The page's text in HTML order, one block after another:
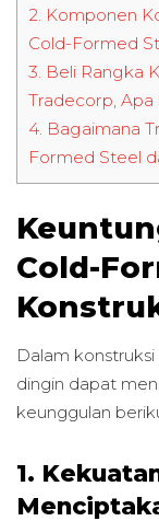
2. Komponen
Cold-Formed
3. Beli Rangka
Tradecorp,
4. Bagaimana
Formed Steel
Cold-
Dalam
dingin dapat
keunggulan
1.